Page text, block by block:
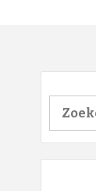
Zoeken
naar: